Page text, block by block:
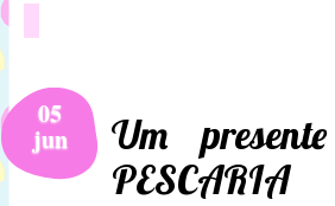
05
jun
Um
PESCARIA